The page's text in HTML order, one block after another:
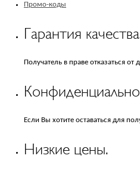
Промо-коды
Гарантия
Получатель в праве отказаться
Если Вы хотите оставаться для
Низкие цены.